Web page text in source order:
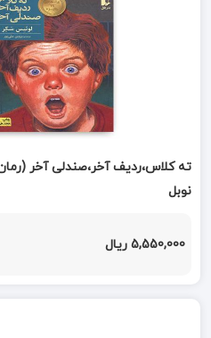
نوبل
5,550,000 ریال